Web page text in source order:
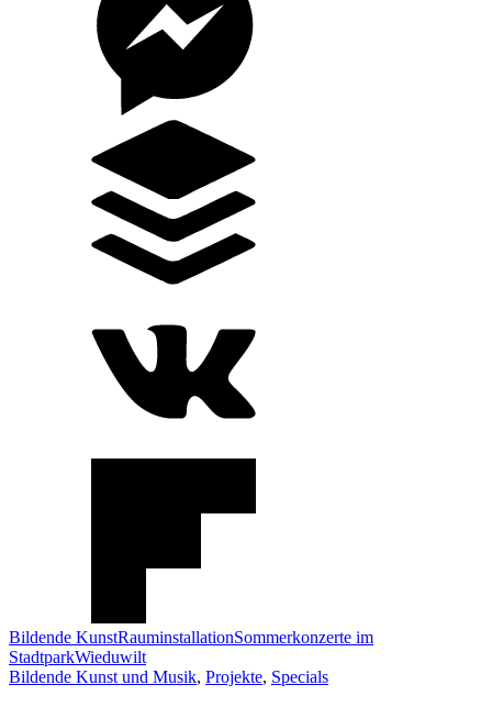
Bildende KunstRauminstallationSommerkonzerte im
StadtparkWieduwilt
Bildende Kunst und Musik, Projekte, Specials